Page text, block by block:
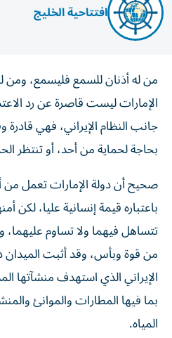
افتتاحية الخليج
من له أذنان للسمع فليسمع، ومن
الإمارات ليست قاصرة عن رد
جانب النظام الإيراني، فهي
بحاجة لحماية من أحد، أو تنتظر
صحيح أن دولة الإمارات تعمل من
باعتباره قيمة إنسانية عليا، لكن
تتساهل فيهما ولا تساوم
من قوة وبأس، وقد أثبت
الإيراني الذي استهدف منشآتها
بما فيها المطارات والموانئ
المياه.